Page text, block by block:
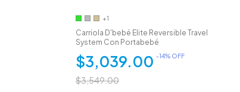
+1
Carriola D'bebé Elite Reversible Travel
System Con Portabebé
$3,039.00 -14% OFF
$3,549.00